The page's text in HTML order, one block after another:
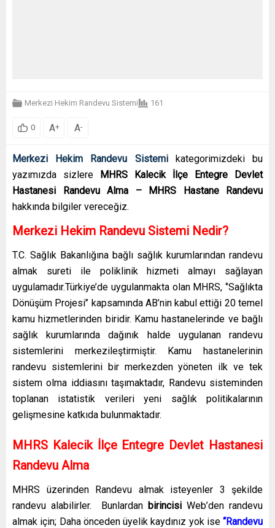
Merkezi Hekim Randevu Sistemi 161
0 A+ A-
Merkezi Hekim Randevu Sistemikategorimizdeki bu
yazımızda sizlere MHRS Kalecik İlçe Entegre Devlet
Hastanesi Randevu Alma – MHRS Hastane Randevu
hakkında bilgiler vereceğiz.
Merkezi Hekim Randevu Sistemi Nedir?
T.C. Sağlık Bakanlığına bağlı sağlık kurumlarından randevu
almak sureti ile poliklinik hizmeti almayı sağlayan
uygulamadır.Türkiye’de uygulanmakta olan MHRS, ‘’Sağlıkta
Dönüşüm Projesi’’ kapsamında AB’nin kabul ettiği 20 temel
kamu hizmetlerinden biridir. Kamu hastanelerinde ve bağlı
sağlık kurumlarında dağınık halde uygulanan randevu
sistemlerini merkezileştirmiştir. Kamu hastanelerinin
randevu sistemlerini bir merkezden yöneten ilk ve tek
sistem olma iddiasını taşımaktadır, Randevu sisteminden
toplanan istatistik verileri yeni sağlık politikalarının
gelişmesine katkıda bulunmaktadır.
MHRS Kalecik İlçe Entegre Devlet Hastanesi
Randevu Alma
MHRS üzerinden Randevu almak isteyenler 3 şekilde
randevu alabilirler. Bunlardan birincisi Web’den randevu
almak için; Daha önceden üyelik kaydınız yok ise “Randevu